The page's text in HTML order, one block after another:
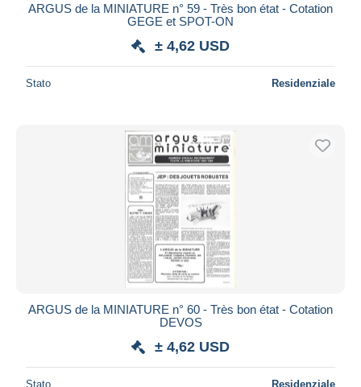
ARGUS de la MINIATURE n° 59 - Très bon état - Cotation
GEGE et SPOT-ON
± 4,62 USD
Stato Residenziale
ARGUS de la MINIATURE n° 60 - Très bon état - Cotation
DEVOS
± 4,62 USD
Stato Residenziale